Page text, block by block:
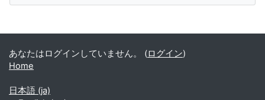
あなたはログインしていません。 (ログイン)
Home
日本語 ‎(ja)‎